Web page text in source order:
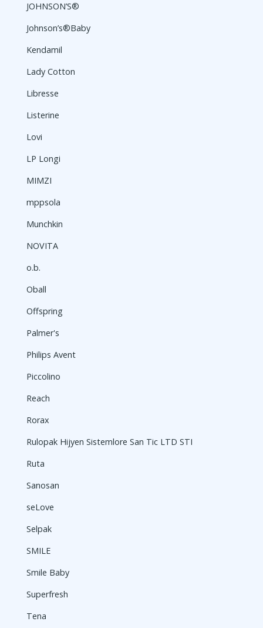
JOHNSON’S®
Johnson’s®Baby
Kendamil
Lady Cotton
Libresse
Listerine
Lovi
LP Longi
MIMZI
mppsola
Munchkin
NOVITA
o.b.
Oball
Offspring
Palmer's
Philips Avent
Piccolino
Reach
Rorax
Rulopak Hijyen Sistemlore San Tic LTD STI
Ruta
Sanosan
seLove
Selpak
SMILE
Smile Baby
Superfresh
Tena